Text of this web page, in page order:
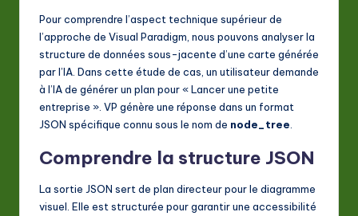
Pour comprendre l’aspect technique supérieur de
l’approche de Visual Paradigm, nous pouvons analyser la
structure de données sous-jacente d’une carte générée
par l’IA. Dans cette étude de cas, un utilisateur demande
à l’IA de générer un plan pour « Lancer une petite
entreprise ». VP génère une réponse dans un format
JSON spécifique connu sous le nom de node_tree
Comprendre la structure JSON
La sortie JSON sert de plan directeur pour le diagramme
visuel. Elle est structurée pour garantir une accessibilité